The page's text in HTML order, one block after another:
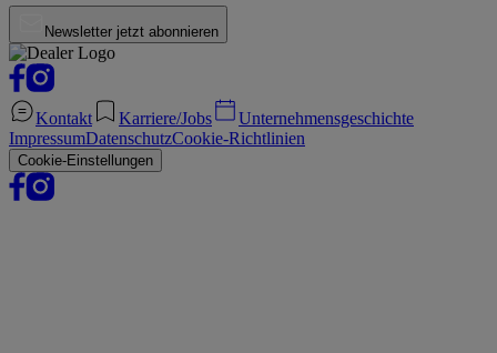
Newsletter jetzt abonnieren
Kontakt Karriere/Jobs
Unternehmensgeschichte
ImpressumDatenschutzCookie-Richtlinien
Cookie-Einstellungen